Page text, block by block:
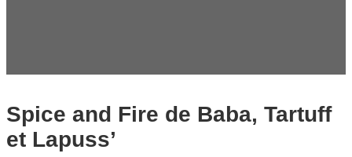
Spice and Fire de Baba, Tartuff
et Lapuss’